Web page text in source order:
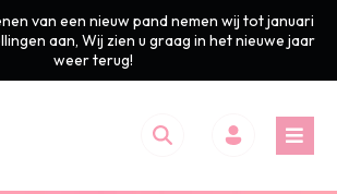
van een nieuw pand nemen wij tot januari
aan, Wij zien u graag in het nieuwe jaar
weer terug!